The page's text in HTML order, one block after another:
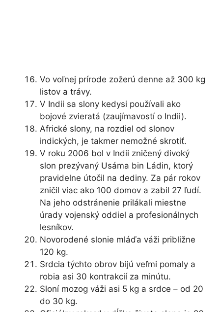
Vo voľnej prírode zožerú denne až 300 kg
listov a trávy.
V Indii sa slony kedysi používali ako
bojové zvieratá (zaujímavostí o Indii).
Africké slony, na rozdiel od slonov
indických, je takmer nemožné skrotiť.
V roku 2006 bol v Indii zničený divoký
slon prezývaný Usáma bin Ládin, ktorý
pravidelne útočil na dediny. Za pár rokov
zničil viac ako 100 domov a zabil 27 ľudí.
Na jeho odstránenie prilákali miestne
úrady vojenský oddiel a profesionálnych
lesníkov.
Novorodené slonie mláďa váži približne
120 kg.
Srdcia týchto obrov bijú veľmi pomaly a
robia asi 30 kontrakcií za minútu.
Sloní mozog váži asi 5 kg a srdce – od 20
do 30 kg.